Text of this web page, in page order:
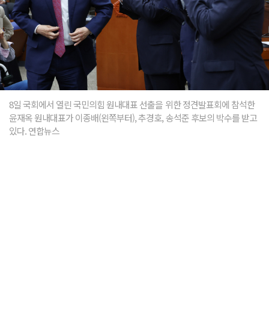
8일 국회에서 열린 국민의힘 원내대표 선출을 위한 정견발표회에 참석한
윤재옥 원내대표가 이종배(왼쪽부터), 추경호, 송석준 후보의 박수를 받고
있다. 연합뉴스